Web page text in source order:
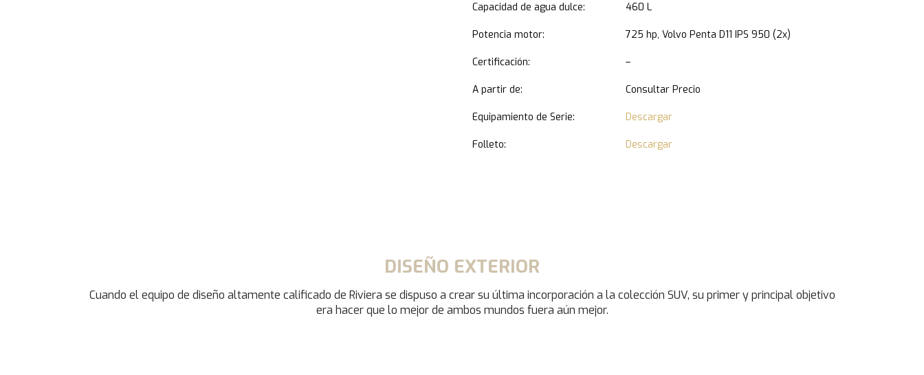
Capacidad de agua dulce: 460 L
Potencia motor: 725 hp, Volvo Penta D11 IPS 950 (2x)
Certificación: –
A partir de: Consultar Precio
Equipamiento de Serie: Descargar
Folleto: Descargar
DISEÑO EXTERIOR
Cuando el equipo de diseño altamente calificado de Riviera se dispuso a crear su última incorporación a la colección SUV, su primer y principal objetivo
era hacer que lo mejor de ambos mundos fuera aún mejor.